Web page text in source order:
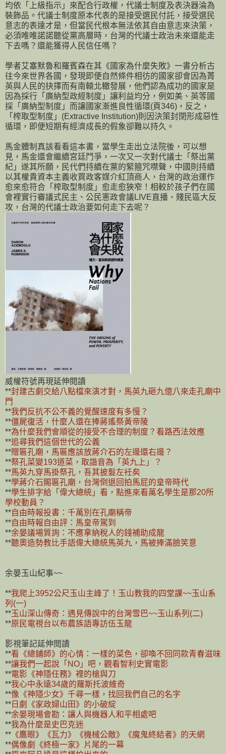
均依「上級指示」來配合行政權，代議士制度及表決器淪為
裝飾品。代議士制度原本代表的是接受選民付託，接受選民
意志的表達才是，但當民代根本無法依其自由意志來決策，
必須唯唯諾諾聽從黨高層時，台灣的代議士政治未來還能走
下去嗎？還能獲得人民信任嗎？
學者艾塞默魯和羅賓森在其《國家為什麼失敗》一書分析古
往今來世界各國，發現即便自然條件相彷的國家卻會因為菁
英與人民的抉擇而有南轅北轍發展，他們認為成功的國家是
因為採行「廣納型政經制度」讓利益均分，例如美、英等國
採「廣納型制度」而讓國家漸進良性循環(頁346)，反之，
「榨取型制度」(Extractive Institution)則因決策封閉形成惡性
循環，即便短期有經濟成長的假象卻難以持久。
馬金體制真該看看這本書，當學生走出立法院後，可以想
見，馬金還會繼續宮廷鬥爭，一次又一次對代議士「祭出黨
紀」遂其所願，民代們持續在黨的緊箍咒噤聲，中國則持續
以其權貴資本主義收買政客媒介紅頂商人，台灣的政治運作
愈來愈符合「榨取型制度」愈走愈狹窄！相較於孩子們在國
會裡實行審議式民主、公民憲政會議LIVE直播、賤民區大反
攻，台灣的代議士政治要如何走下去呢？
威權符號再現延伸閱讀
**封建古劇交給八點檔來演才對，馬英九砸九億八來走孔廟中
門
**我們反抗不公不義的覺醒速度有多慢？
**僵屍復活，什麼人還在捧蔣遙祭黃帝陵
**為什麼我們會順從的接受不合理的制度？看路西法效應
**追尋我們這個世代的公義
**贈匾孔廟，馬匾應該放蔣介石的左邊還右邊？
**祭孔菜變193道菜，取諧音為「英九上」？
**馬英九穿馬掛祭孔，吾其披髮左衽矣
**學蔣介石賜匾孔廟，台灣倒退回拍馬屁的皇帝時代
**學生排字給「偉大總統」看，點進來看萬名學生是那20所
學校動員？
**自由時報投書：千萬別在孔廟稱帝
**自由時報自由評：馬皇帝駕到
**余晏議場質詢：不應拿納稅人的錢補助成龍
**聽奧造勢教比手語偉大總統馬英九，馬被捧滿臉笑意
余晏玉山紀事~~
**我爬上3952公尺玉山主峰了！玉山教我的四堂課~~玉山系
列(一)
**玉山深山傳奇：遇見傳說中的台灣雪巴~~玉山系列(二)
**原民電視台以布農族語專訪伍玉龍
影視筆記延伸閱讀
**看《總鋪師》的心情：一樣的菜色，卻喚不回同款青春滋味
**讓我們一起說「NO」吧，觀看智利史實電影
**電影《神隱任務》裡的槍與刀
**我心中永遠34歲的羅斯托波維奇
**像《神隱少女》千尋一樣，找回我們自己的名字
** 日劇《家政婦山田》的小破綻
**余晏現場會勘：讓人與機器人和平相處吧
**我為什麼是史巴克迷
** 《鷹眼》《瓦力》《機械公敵》《魔鬼終結者》的天網
**偶像劇《終極一家》片尾的一幕